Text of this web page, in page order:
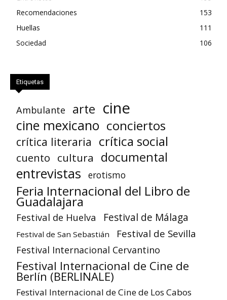
Recomendaciones
153
Huellas
111
Sociedad
106
Etiquetas
Ambulante arte cine
cine mexicano conciertos
crítica literaria crítica social
cuento cultura documental
entrevistas erotismo
Feria Internacional del Libro de
Guadalajara
Festival de Huelva Festival de Málaga
Festival de San Sebastián Festival de Sevilla
Festival Internacional Cervantino
Festival Internacional de Cine de
Berlín (BERLINALE)
Festival Internacional de Cine de Los Cabos